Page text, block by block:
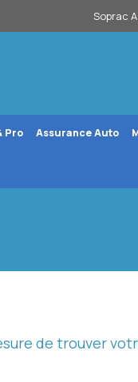
Soprac
Pro Assurance Auto
de trouver